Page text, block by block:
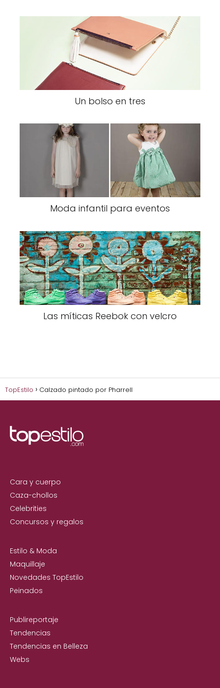
Un bolso en tres
Moda infantil para eventos
Las míticas Reebok con velcro
TopEstilo Calzado pintado por Pharrell
Cara y cuerpo
Caza-chollos
Celebrities
Concursos y regalos
Estilo & Moda
Maquillaje
Novedades TopEstilo
Peinados
Publireportaje
Tendencias
Tendencias en Belleza
Webs